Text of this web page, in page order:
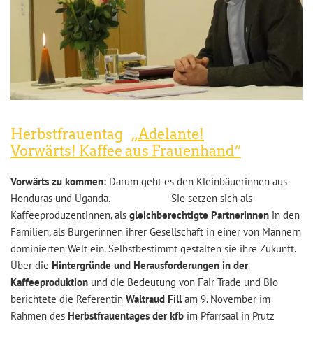
Herbstfrauentag „Adelante!
Vorwärts! Kaffee aus Frauenhand“
Vorwärts zu kommen: Darum geht es den Kleinbäuerinnen aus
Honduras und Uganda. Sie setzen sich als
Kaffeeproduzentinnen, als gleichberechtigte Partnerinnen in den
Familien, als Bürgerinnen ihrer Gesellschaft in einer von Männern
dominierten Welt ein. Selbstbestimmt gestalten sie ihre Zukunft.
Über die Hintergründe und Herausforderungen in der
Kaffeeproduktion und die Bedeutung von Fair Trade und Bio
berichtete die Referentin Waltraud Fillam 9. November im
Rahmen des Herbstfrauentages der kfb im Pfarrsaal in Prutz